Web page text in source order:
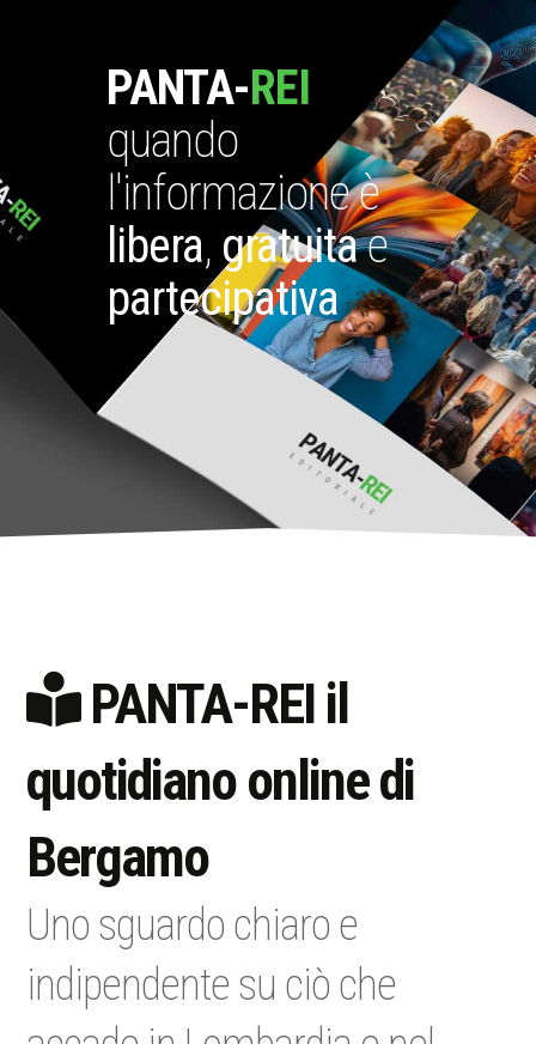
PANTA-REI
quando
l'informazione è
libera, gratuitae
partecipativa
PANTA-REI il
quotidiano online di
Bergamo
Uno sguardo chiaro e
indipendente su ciò che